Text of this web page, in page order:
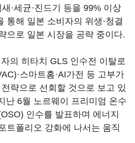
·세균·진드기 등을 99% 이상
통해 일본 소비자의 위생·청결
으로 일본 시장을 공략 중이다.
의 히타치 GLS 인수전 이탈로
스마트홈·AI가전 등 고부가
략으로 선회할 것으로 보고 있
난 6월 노르웨이 프리미엄 온수
인수를 발표하며 에너지
트폴리오 강화에 나서는 움직